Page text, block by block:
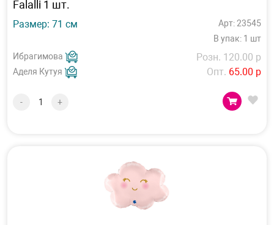
Falalli 1 шт.
Размер: 71 см
Арт: 23545
В упак: 1 шт
Ибрагимова
Аделя Кутуя
Розн. 120.00 р
Опт. 65.00 р
- +